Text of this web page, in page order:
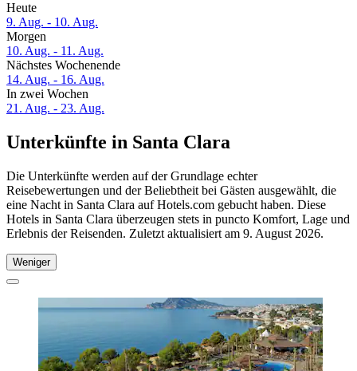
Heute
9. Aug. - 10. Aug.
Morgen
10. Aug. - 11. Aug.
Nächstes Wochenende
14. Aug. - 16. Aug.
In zwei Wochen
21. Aug. - 23. Aug.
Unterkünfte in Santa Clara
Die Unterkünfte werden auf der Grundlage echter
Reisebewertungen und der Beliebtheit bei Gästen ausgewählt, die
eine Nacht in Santa Clara auf Hotels.com gebucht haben. Diese
Hotels in Santa Clara überzeugen stets in puncto Komfort, Lage und
Erlebnis der Reisenden. Zuletzt aktualisiert am 9. August 2026.
Weniger